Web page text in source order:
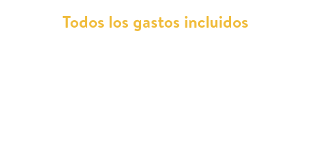
Todos los gastos incluidos